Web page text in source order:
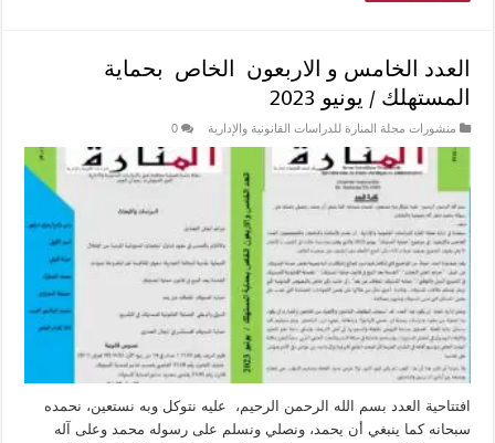
العدد الخامس و الاربعون الخاص بحماية
المستهلك / يونيو 2023
منشورات مجلة المنارة للدراسات القانونية والإدارية 0
افتتاحية العدد بسم الله الرحمن الرحيم، عليه نتوكل وبه نستعين، نحمده
سبحانه كما ينبغي أن يحمد، ونصلي ونسلم على رسوله محمد وعلى آله